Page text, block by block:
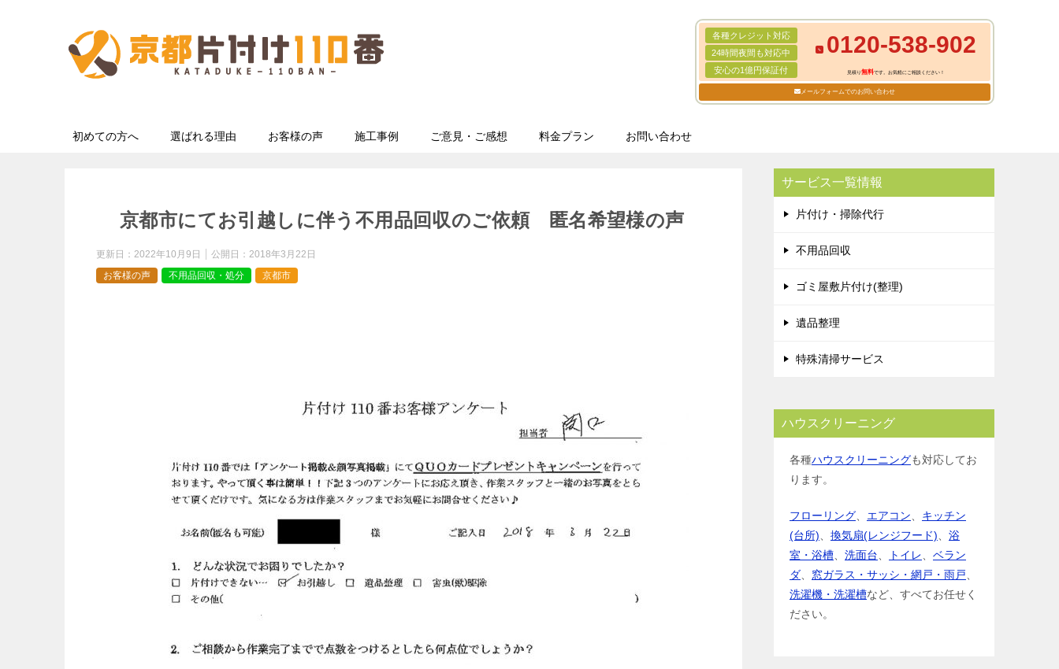
各種クレジット対応
24時間夜間も対応中
安心の1億円保証付
0120-538-902
見積り無料です。お気軽にご相談ください！
メールフォームでのお問い合わせ
初めての方へ 選ばれる理由 お客様の声 施工事例 ご意見・ご感想 料金プラン お問い合わせ
京都市にてお引越しに伴う不用品回収のご依頼 匿名希望様の声
更新日： 2022年10月9日 公開日： 2018年3月22日
お客様の声
不用品回収・処分 京都市
サービス一覧情報
片付け・掃除代行
不用品回収
ゴミ屋敷片付け(整理)
遺品整理
特殊清掃サービス
ハウスクリーニング
各種ハウスクリーニングも対応してお
ります。
フローリング エアコン
キッチン
(台所)
換気扇(レンジフード)
浴
室・浴槽
洗面台 トイレ
ベラン
ダ
窓ガラス・サッシ・網戸・雨戸
洗濯機・洗濯槽など、すべてお任せく
ださい。